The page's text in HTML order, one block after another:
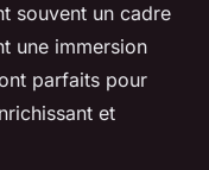
souvent un cadre
une immersion
parfaits pour
et